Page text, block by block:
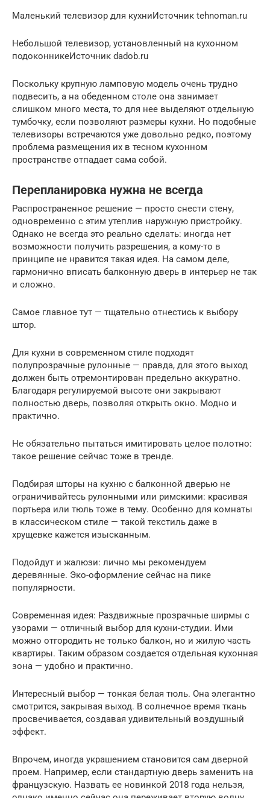
Маленький телевизор для кухниИсточник tehnoman.ru
Небольшой телевизор, установленный на кухонном
подоконникеИсточник dadob.ru
Поскольку крупную ламповую модель очень трудно
подвесить, а на обеденном столе она занимает
слишком много места, то для нее выделяют отдельную
тумбочку, если позволяют размеры кухни. Но подобные
телевизоры встречаются уже довольно редко, поэтому
проблема размещения их в тесном кухонном
пространстве отпадает сама собой.
Перепланировка нужна не всегда
Распространенное решение — просто снести стену,
одновременно с этим утеплив наружную пристройку.
Однако не всегда это реально сделать: иногда нет
возможности получить разрешения, а кому-то в
принципе не нравится такая идея. На самом деле,
гармонично вписать балконную дверь в интерьер не так
и сложно.
Самое главное тут — тщательно отнестись к выбору
штор.
Для кухни в современном стиле подходят
полупрозрачные рулонные — правда, для этого выход
должен быть отремонтирован предельно аккуратно.
Благодаря регулируемой высоте они закрывают
полностью дверь, позволяя открыть окно. Модно и
практично.
Не обязательно пытаться имитировать целое полотно:
такое решение сейчас тоже в тренде.
Подбирая шторы на кухню с балконной дверью не
ограничивайтесь рулонными или римскими: красивая
портьера или тюль тоже в тему. Особенно для комнаты
в классическом стиле — такой текстиль даже в
хрущевке кажется изысканным.
Подойдут и жалюзи: лично мы рекомендуем
деревянные. Эко-оформление сейчас на пике
популярности.
Современная идея: Раздвижные прозрачные ширмы с
узорами — отличный выбор для кухни-студии. Ими
можно отгородить не только балкон, но и жилую часть
квартиры. Таким образом создается отдельная кухонная
зона — удобно и практично.
Интересный выбор — тонкая белая тюль. Она элегантно
смотрится, закрывая выход. В солнечное время ткань
просвечивается, создавая удивительный воздушный
эффект.
Впрочем, иногда украшением становится сам дверной
проем. Например, если стандартную дверь заменить на
французскую. Назвать ее новинкой 2018 года нельзя,